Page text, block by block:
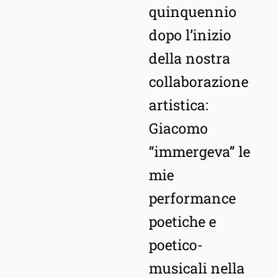
quinquennio
dopo l’inizio
della nostra
collaborazione
artistica:
Giacomo
“immergeva” le
mie
performance
poetiche e
poetico-
musicali nella